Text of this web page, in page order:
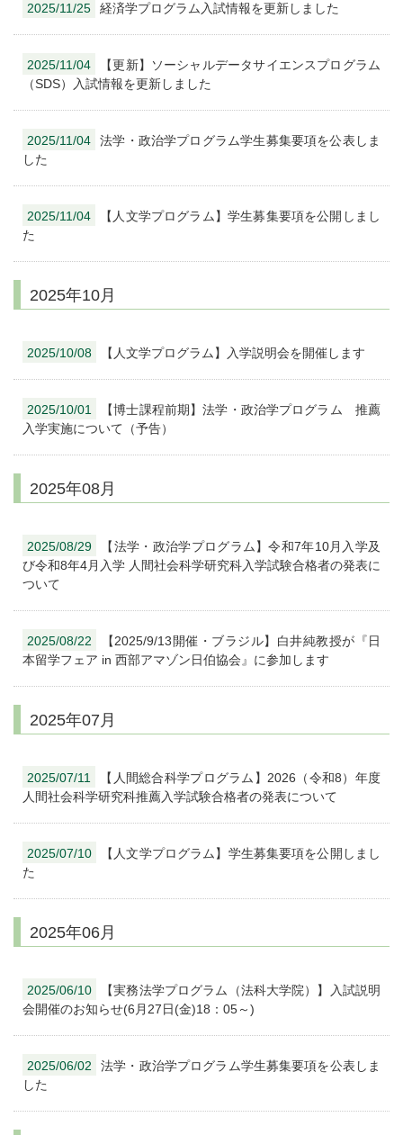
2025/11/25 経済学プログラム入試情報を更新しました
2025/11/04
【更新】ソーシャルデータサイエンスプログラム
（SDS）入試情報を更新しました
2025/11/04
法学・政治学プログラム学生募集要項を公表しま
した
2025/11/04
【人文学プログラム】学生募集要項を公開しまし
た
2025年10月
2025/10/08 【人文学プログラム】入学説明会を開催します
2025/10/01
【博士課程前期】法学・政治学プログラム 推薦
入学実施について（予告）
2025年08月
2025/08/29
【法学・政治学プログラム】令和7年10月入学及
び令和8年4月入学 人間社会科学研究科入学試験合格者の発表に
ついて
2025/08/22
【2025/9/13開催・ブラジル】白井純教授が『日
本留学フェア in 西部アマゾン日伯協会』に参加します
2025年07月
2025/07/11
【人間総合科学プログラム】2026（令和8）年度
人間社会科学研究科推薦入学試験合格者の発表について
2025/07/10
【人文学プログラム】学生募集要項を公開しまし
た
2025年06月
2025/06/10
【実務法学プログラム（法科大学院）】入試説明
会開催のお知らせ(6月27日(金)18：05～)
2025/06/02
法学・政治学プログラム学生募集要項を公表しま
した